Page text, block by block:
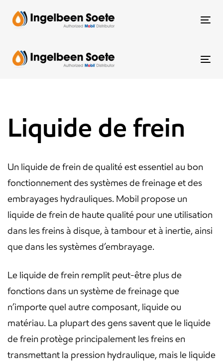
links
Liquide de frein
Un liquide de frein de qualité est essentiel au bon
fonctionnement des systèmes de freinage et des
embrayages hydrauliques. Mobil propose un
liquide de frein de haute qualité pour une utilisation
dans les freins à disque, à tambour et à inertie, ainsi
que dans les systèmes d’embrayage.
Le liquide de frein remplit peut-être plus de
fonctions dans un système de freinage que
n’importe quel autre composant, liquide ou
matériau. La plupart des gens savent que le liquide
de frein protège principalement les freins en
transmettant la pression hydraulique, mais le liquide